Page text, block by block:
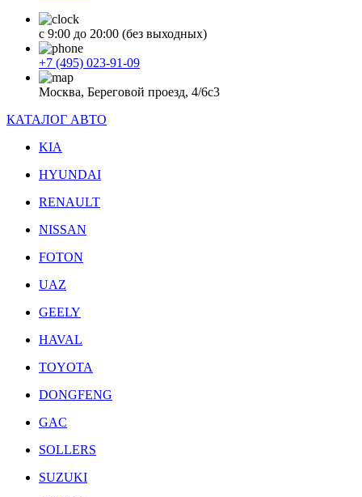
с 9:00 до 20:00 (без выходных)
+7 (495) 023-91-09
Москва, Береговой проезд, 4/6с3
КАТАЛОГ АВТО
KIA
HYUNDAI
RENAULT
NISSAN
FOTON
UAZ
GEELY
HAVAL
TOYOTA
DONGFENG
GAC
SOLLERS
SUZUKI